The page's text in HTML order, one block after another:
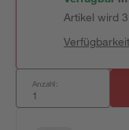
Artikel wird
Anzahl: